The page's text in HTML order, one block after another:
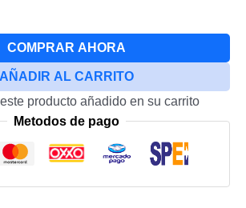
COMPRAR AHORA
AÑADIR AL CARRITO
producto añadido en su carrito
Metodos de pago